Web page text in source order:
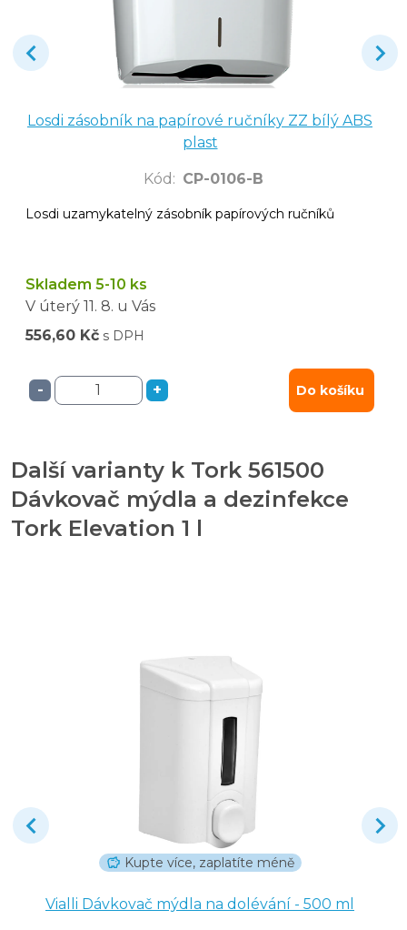
Losdi zásobník na papírové ručníky ZZ bílý ABS
plast
Kód : CP-0106-B
Losdi uzamykatelný zásobník papírových ručníků
Skladem 5-10 ks
V úterý 11. 8. u Vás
556,60 Kč s DPH
- + Do košíku
Další varianty k Tork 561500
Dávkovač mýdla a dezinfekce
Tork Elevation 1 l
Kupte více, zaplatíte méně
Vialli Dávkovač mýdla na dolévání - 500 ml